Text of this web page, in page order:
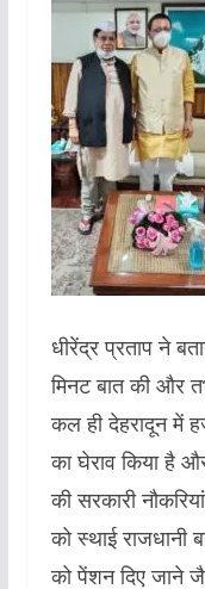
धीरेंद्र प्रताप ने
मिनट बात की और
कल ही देहरादून में
का घेराव किया है
की सरकारी
को स्थाई
को पेंशन दिए जाने